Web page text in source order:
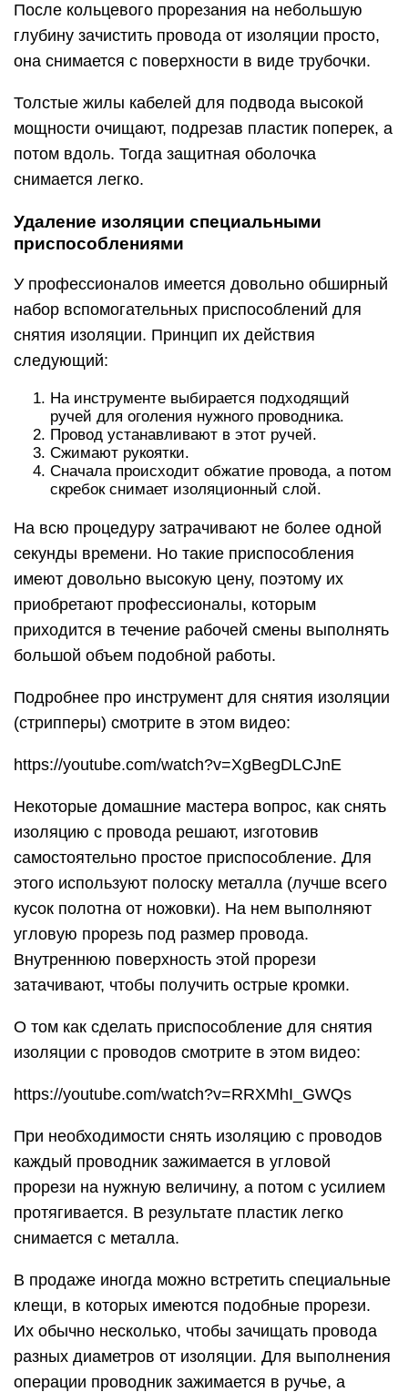
После кольцевого прорезания на небольшую
глубину зачистить провода от изоляции просто,
она снимается с поверхности в виде трубочки.
Толстые жилы кабелей для подвода высокой
мощности очищают, подрезав пластик поперек, а
потом вдоль. Тогда защитная оболочка
снимается легко.
Удаление изоляции специальными
приспособлениями
У профессионалов имеется довольно обширный
набор вспомогательных приспособлений для
снятия изоляции. Принцип их действия
следующий:
На инструменте выбирается подходящий
ручей для оголения нужного проводника.
Провод устанавливают в этот ручей.
Сжимают рукоятки.
Сначала происходит обжатие провода, а потом
скребок снимает изоляционный слой.
На всю процедуру затрачивают не более одной
секунды времени. Но такие приспособления
имеют довольно высокую цену, поэтому их
приобретают профессионалы, которым
приходится в течение рабочей смены выполнять
большой объем подобной работы.
Подробнее про инструмент для снятия изоляции
(стрипперы) смотрите в этом видео:
https://youtube.com/watch?v=XgBegDLCJnE
Некоторые домашние мастера вопрос, как снять
изоляцию с провода решают, изготовив
самостоятельно простое приспособление. Для
этого используют полоску металла (лучше всего
кусок полотна от ножовки). На нем выполняют
угловую прорезь под размер провода.
Внутреннюю поверхность этой прорези
затачивают, чтобы получить острые кромки.
О том как сделать приспособление для снятия
изоляции с проводов смотрите в этом видео:
https://youtube.com/watch?v=RRXMhI_GWQs
При необходимости снять изоляцию с проводов
каждый проводник зажимается в угловой
прорези на нужную величину, а потом с усилием
протягивается. В результате пластик легко
снимается с металла.
В продаже иногда можно встретить специальные
клещи, в которых имеются подобные прорези.
Их обычно несколько, чтобы зачищать провода
разных диаметров от изоляции. Для выполнения
операции проводник зажимается в ручье, а